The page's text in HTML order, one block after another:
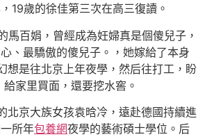
19歲的徐佳第三次在高三復讀。
馬百娟，曾經成為妊婦真是個傻兒子，
、最驕傲的傻兒子。，她嫁給了本身
想是往北京上年夜學，然后往打工，盼
家里買面，還要挖水窖。
北京大族女孩袁晗冷，遠赴德國持續進
所年包養網夜學的藝術碩士學位。后